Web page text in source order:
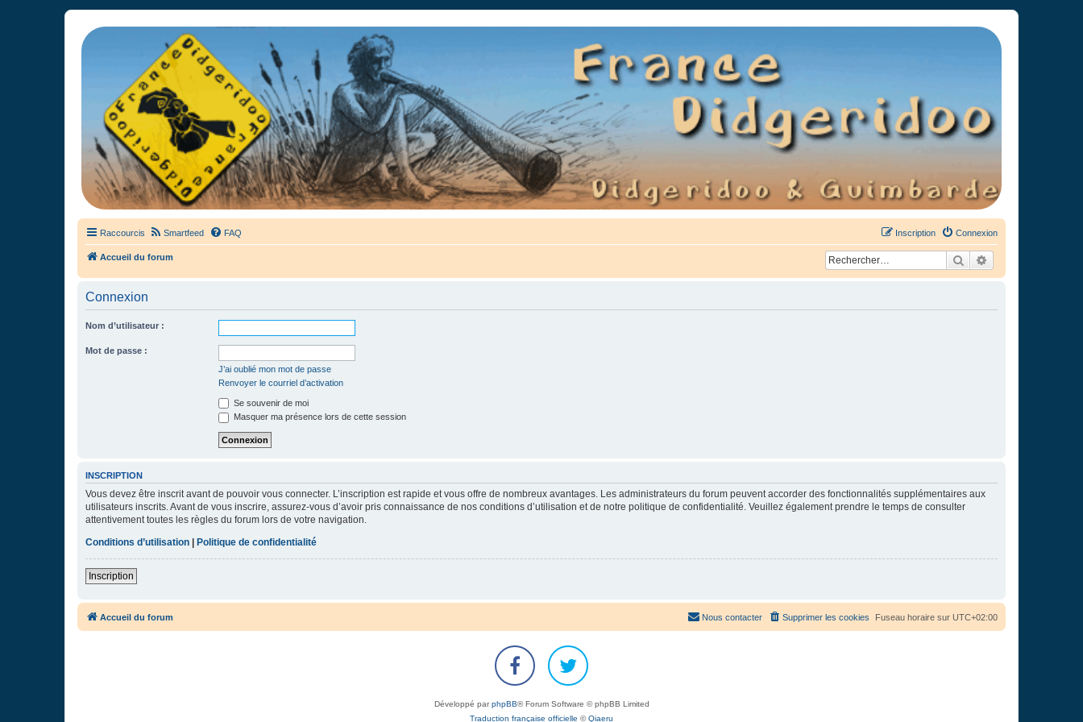
France Didgeridoo
Didgeridoo et Guimbarde sur France Didgeridoo - retrouvez la communauté.
Raccourcis Smartfeed FAQ Connexion
Inscription
Accueil du forum Rechercher
Connexion
Nom d’utilisateur :
Mot de passe :
J’ai oublié mon mot de passe
Renvoyer le courriel d’activation
Se souvenir de moi
Masquer ma présence lors de cette session
INSCRIPTION
Vous devez être inscrit avant de pouvoir vous connecter. L’inscription est rapide et vous offre de nombreux avantages. Les administrateurs du forum peuvent accorder des fonctionnalités supplémentaires aux
utilisateurs inscrits. Avant de vous inscrire, assurez-vous d’avoir pris connaissance de nos conditions d’utilisation et de notre politique de confidentialité. Veuillez également prendre le temps de consulter
attentivement toutes les règles du forum lors de votre navigation.
Conditions d’utilisation
Politique de confidentialité
Inscription
Accueil du forum Fuseau horaire sur UTC+02:00
Supprimer les cookies
Nous contacter
Développé parphpBB® Forum Software © phpBB Limited
Traduction française officielle ©Qiaeru